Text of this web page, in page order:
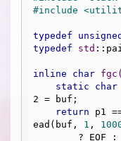
#include
typedef unsigned
typedef
std
inline char fgc
static
char
2 = buf;
return p1
ead(buf, 1 ,